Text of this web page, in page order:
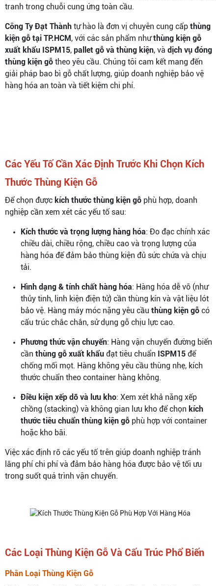
tranh trong chuỗi cung ứng toàn cầu.
Công Ty Đạt Thành tự hào là đơn vị chuyên cung cấp thùng
kiện gỗ tại TP.HCM, với các sản phẩm nhưthùng kiện gỗ
xuất khẩu ISPM15, pallet gỗ và thùng kiện, và dịch vụ đóng
thùng kiện gỗ theo yêu cầu. Chúng tôi cam kết mang đến
giải pháp bao bì gỗ chất lượng, giúp doanh nghiệp bảo vệ
hàng hóa an toàn và tiết kiệm chi phí.
Các Yếu Tố Cần Xác Định Trước Khi Chọn Kích
Thước Thùng Kiện Gỗ
Để chọn được kích thước thùng kiện gỗ phù hợp, doanh
nghiệp cần xem xét các yếu tố sau:
Kích thước và trọng lượng hàng hóa: Đo đạc chính xác
chiều dài, chiều rộng, chiều cao và trọng lượng của
hàng hóa để đảm bảo thùng kiện đủ sức chứa và chịu
tải.
Hình dạng & tính chất hàng hóa: Hàng hóa dễ vỡ (như
thủy tinh, linh kiện điện tử) cần thùng kín và vật liệu lót
bảo vệ. Hàng máy móc nặng yêu cầu thùng kiện gỗ có
cấu trúc chắc chắn, sử dụng gỗ chịu lực cao.
Phương thức vận chuyển: Hàng vận chuyển đường biển
cần thùng gỗ xuất khẩu đạt tiêu chuẩn ISPM15 để
chống mối mọt. Hàng không yêu cầu thùng nhẹ, kích
thước chuẩn theo container hàng không.
Điều kiện xếp dỡ và lưu kho: Xem xét khả năng xếp
chồng (stacking) và không gian lưu kho để chọn kích
thước tiêu chuẩn thùng kiện gỗ phù hợp với container
hoặc kho bãi.
Việc xác định rõ các yếu tố trên giúp doanh nghiệp tránh
lãng phí chi phí và đảm bảo hàng hóa được bảo vệ tối ưu
trong suốt quá trình vận chuyển.
Các Loại Thùng Kiện Gỗ Và Cấu Trúc Phổ Biến
Phân Loại Thùng Kiện Gỗ